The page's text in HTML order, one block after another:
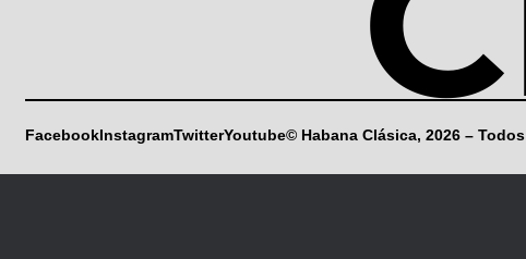
FacebookInstagramTwitterYoutube© Habana Clásica, 2026 –